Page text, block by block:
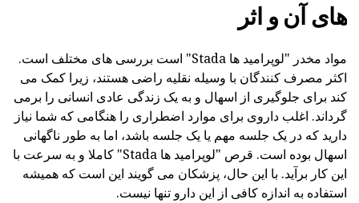
های آن و اثر
مواد مخدر "لوپرامید ها Stada" است بررسی های مختلف است.
اکثر مصرف کنندگان با وسیله نقلیه راضی هستند، زیرا کمک می
کند برای جلوگیری از اسهال و به یک زندگی عادی انسانی را برمی
گرداند. اغلب داروی برای موارد اضطراری را هنگامی که شما نیاز
دارید که در یک جلسه مهم یا یک جلسه باشد، اما به طور ناگهانی
اسهال بوده است. قرص "لوپرامید ها Stada" کاملا و به سرعت با
این کار برآید. با این حال، پزشکان می گویند این است که همیشه
استفاده به اندازه کافی از این دارو تنها نیست.